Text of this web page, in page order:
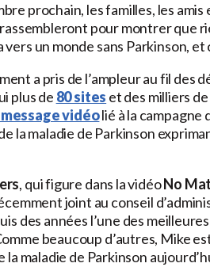
prochain, les familles, les
pour montrer que
vers un monde sans Parkinson, et
a pris de l’ampleur au fil des
plus de 80 sites et des milliers
vidéolié à la campagne
la maladie de Parkinson
, qui figure dans la vidéoNo
joint au conseil
des années l’une des
beaucoup d’autres, Mike
maladie de Parkinson